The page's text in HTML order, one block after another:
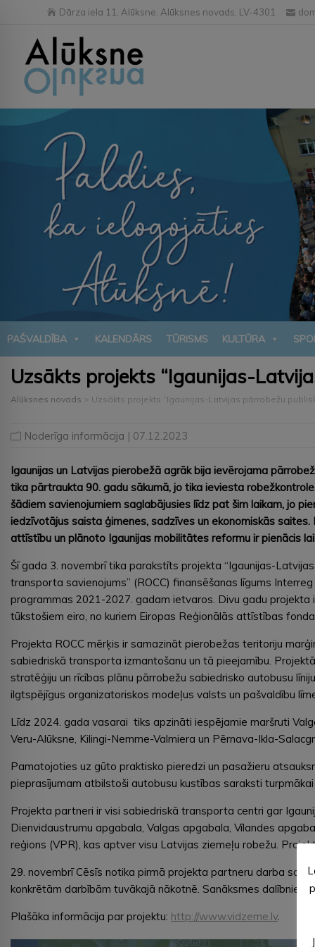
Dārza iela 11, Alūksne, Alūksnes novads, LV-4301
PAŠVALDĪBA KALENDĀRS TŪRISMS KULTŪRA
Uzsākts projekts “Igaunijas-
Alūksnes novads > Uzsākts projekts “Igaunijas-Latvijas pārrobežu
Noderīga informācija | 07.12.2023
Igaunijas un Latvijas pierobežā agrāk bija ievērojama
tika pārtraukta 90. gadu sākumā, jo tika ieviesta
šādiem savienojumiem saglabājusies līdz pat šim laikam, jo
iedzīvotājus saista ģimenes, sadzīves un ekonomiskās saites.
attīstību un plānoto Igaunijas mobilitātes reformu ir pienācis
Šī gada 3. novembrī tika parakstīts projekta “Igaunijas-
transporta savienojums” (ROCC) finansēšanas līgums
programmas 2021-2027. gadam ietvaros. Divu gadu projekta
tūkstošiem eiro, no kuriem Eiropas Reģionālās attīstības
Projekta ROCC mērķis ir samazināt pierobežas teritoriju
sabiedriskā transporta izmantošanu un tā pieejamību.
stratēģiju un rīcības plānu pārrobežu sabiedrisko autobusu
ilgtspējīgus organizatoriskos modeļus valsts un pašvaldību
Līdz 2024. gada vasarai tiks apzināti iespējamie maršruti
Veru-Alūksne, Kilingi-Nemme-Valmiera un Pērnava-Ikla-
Pamatojoties uz gūto praktisko pieredzi un pasažieru
pieprasījumam atbilstoši autobusu kustības saraksti
Projekta partneri ir visi sabiedriskā transporta centri gar
Dienvidaustrumu apgabala, Valgas apgabala, Vīlandes
reģions (VPR), kas aptver visu Latvijas ziemeļu robežu.
29. novembrī Cēsīs notika pirmā projekta partneru darba
konkrētām darbībām tuvākajā nākotnē. Sanāksmes
Plašāka informācija par projektu: http://www.vidzeme.lv.